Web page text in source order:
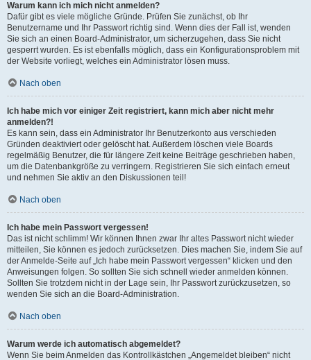
Warum kann ich mich nicht anmelden?
Dafür gibt es viele mögliche Gründe. Prüfen Sie zunächst, ob Ihr
Benutzername und Ihr Passwort richtig sind. Wenn dies der Fall ist, wenden
Sie sich an einen Board-Administrator, um sicherzugehen, dass Sie nicht
gesperrt wurden. Es ist ebenfalls möglich, dass ein Konfigurationsproblem mit
der Website vorliegt, welches ein Administrator lösen muss.
Nach oben
Ich habe mich vor einiger Zeit registriert, kann mich aber nicht mehr
anmelden?!
Es kann sein, dass ein Administrator Ihr Benutzerkonto aus verschieden
Gründen deaktiviert oder gelöscht hat. Außerdem löschen viele Boards
regelmäßig Benutzer, die für längere Zeit keine Beiträge geschrieben haben,
um die Datenbankgröße zu verringern. Registrieren Sie sich einfach erneut
und nehmen Sie aktiv an den Diskussionen teil!
Nach oben
Ich habe mein Passwort vergessen!
Das ist nicht schlimm! Wir können Ihnen zwar Ihr altes Passwort nicht wieder
mitteilen, Sie können es jedoch zurücksetzen. Dies machen Sie, indem Sie auf
der Anmelde-Seite auf „Ich habe mein Passwort vergessen“ klicken und den
Anweisungen folgen. So sollten Sie sich schnell wieder anmelden können.
Sollten Sie trotzdem nicht in der Lage sein, Ihr Passwort zurückzusetzen, so
wenden Sie sich an die Board-Administration.
Nach oben
Warum werde ich automatisch abgemeldet?
Wenn Sie beim Anmelden das Kontrollkästchen „Angemeldet bleiben“ nicht